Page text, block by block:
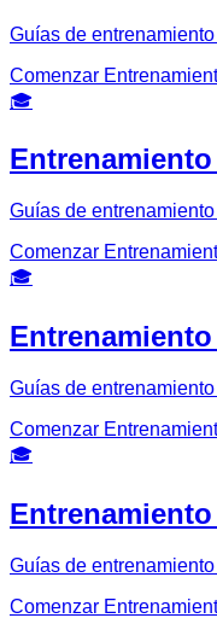
Guías de entrenamiento
Comenzar
🎓
Guías de
Comenzar
🎓
Guías de
Comenzar
🎓
Guías de
Comenzar